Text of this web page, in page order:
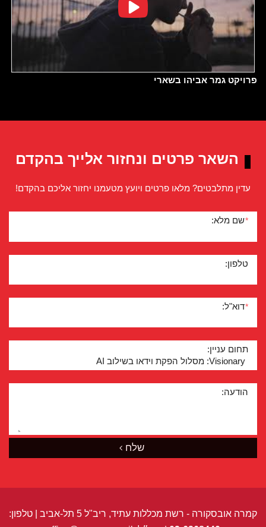
פרויקט גמר אביהו בשארי
השאר פרטים ונחזור אלייך בהקדם
עדין מתלבטים? מלאו פרטים ויועץ מטעמנו יחזור אליכם בהקדם!
*שם מלא:
טלפון:
*דוא"ל:
תחום עניין:
הודעה:
שלח
קמרה אובסקורה - רשת מכללות עתיד, ריב"ל 5 תל-אביב | טלפון: